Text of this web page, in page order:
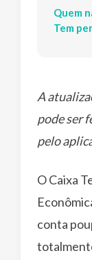
Quem
Tem
A
pode ser
pelo
O Caixa
conta